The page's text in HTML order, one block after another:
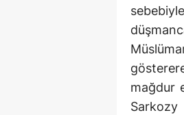
mağdur
Sarkozy